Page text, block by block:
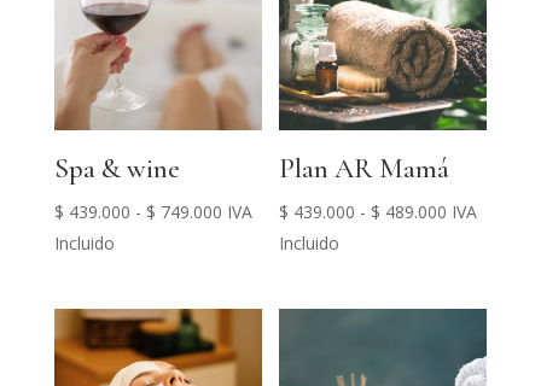
$ 769.000
$
Spa & wine
$ 439.000 - $ 749.000 Rango
desde
hasta
IVA
Incluido
Plan AR Mamá
$ 439.000 - $ 489.000 Rango
desde
hasta
IVA
Incluido